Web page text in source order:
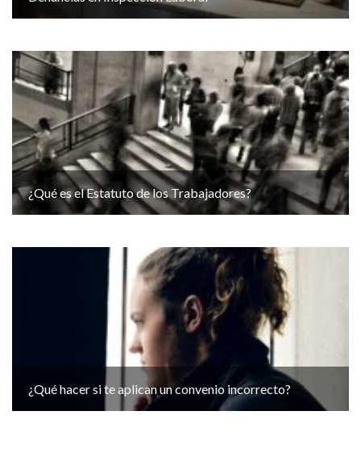
¿Qué es el Estatuto de los Trabajadores?
¿Qué hacer si te aplican un convenio incorrecto?